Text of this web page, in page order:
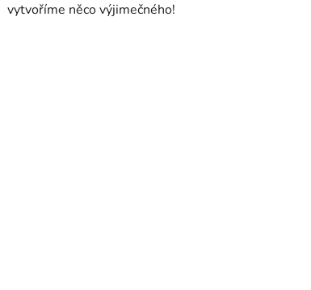
vytvoříme něco výjimečného!